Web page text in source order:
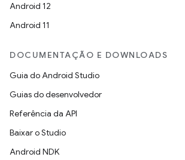
Android 12
Android 11
DOCUMENTAÇÃO E DOWNLOADS
Guia do Android Studio
Guias do desenvolvedor
Referência da API
Baixar o Studio
Android NDK